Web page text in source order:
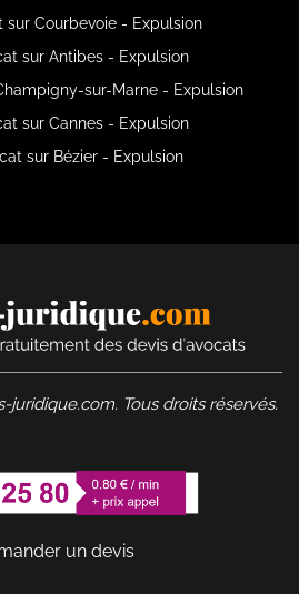
sur Courbevoie - Expulsion
sur Antibes - Expulsion
sur-Marne - Expulsion
sur Cannes - Expulsion
sur Bézier - Expulsion
Tous droits réservés.
un devis